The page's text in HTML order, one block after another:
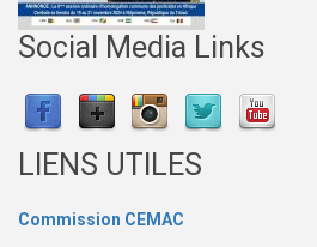
Social Media Links
LIENS UTILES
Commission CEMAC